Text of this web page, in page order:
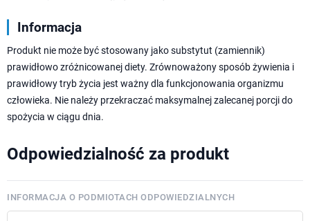
Informacja
Produkt nie może być stosowany jako substytut (zamiennik)
prawidłowo zróżnicowanej diety. Zrównoważony sposób żywienia i
prawidłowy tryb życia jest ważny dla funkcjonowania organizmu
człowieka. Nie należy przekraczać maksymalnej zalecanej porcji do
spożycia w ciągu dnia.
Odpowiedzialność za produkt
INFORMACJA O PODMIOTACH ODPOWIEDZIALNYCH